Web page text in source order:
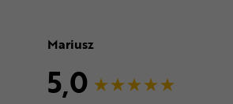
Mariusz
5,0